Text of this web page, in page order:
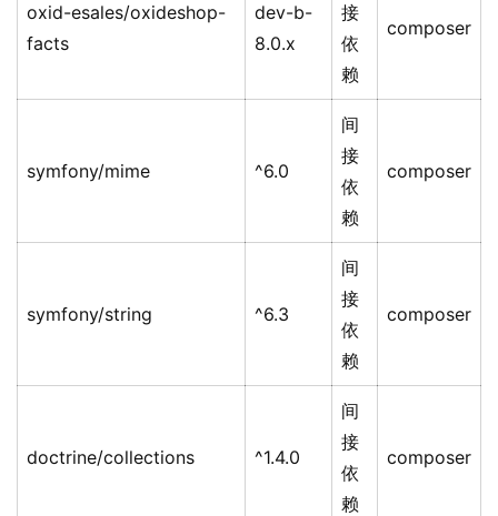
oxid-esales/oxideshop-
facts
dev-b-
8.0.x
接
依
赖
composer
symfony/mime ^6.0
间
接
依
赖
composer
symfony/string ^6.3
间
接
依
赖
composer
doctrine/collections ^1.4.0
间
接
依
赖
composer